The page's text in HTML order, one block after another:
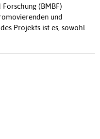
(BMBF)
und
Projekts ist es, sowohl